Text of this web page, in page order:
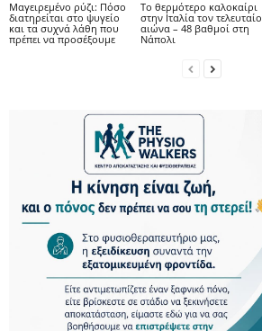
Μαγειρεμένο ρύζι: Πόσο
διατηρείται στο ψυγείο
και τα συχνά λάθη που
πρέπει να προσέξουμε
Το θερμότερο καλοκαίρι
στην Ιταλία τον τελευταίο
αιώνα – 48 βαθμοί στη
Νάπολι